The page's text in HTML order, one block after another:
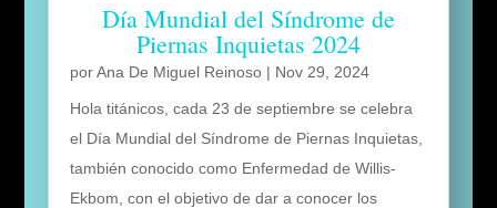
Día Mundial del Síndrome de
Piernas Inquietas 2024
porAna De Miguel Reinoso| Nov 29, 2024
Hola titánicos, cada 23 de septiembre se celebra
el Día Mundial del Síndrome de Piernas Inquietas,
también conocido como Enfermedad de Willis-
Ekbom, con el objetivo de dar a conocer los